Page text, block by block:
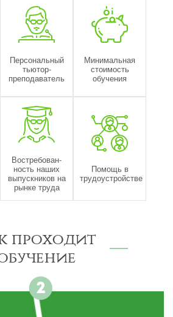
Персональный
тьютор-
преподаватель
Минимальная
стоимость
обучения
Востребован-
ность наших
выпускников на
рынке труда
Помощь в
трудоустройстве
проходит